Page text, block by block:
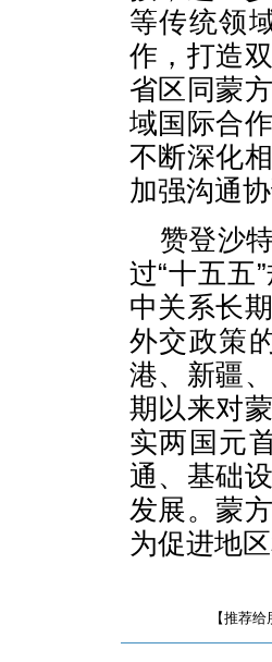
等传统领
作，打造
省区同蒙
域国际合
不断深化
加强沟通
赞登沙
过“十五五
中关系长
外交政策
港、新疆
期以来对
实两国元
通、基础
发展。蒙
为促进地
【推荐给